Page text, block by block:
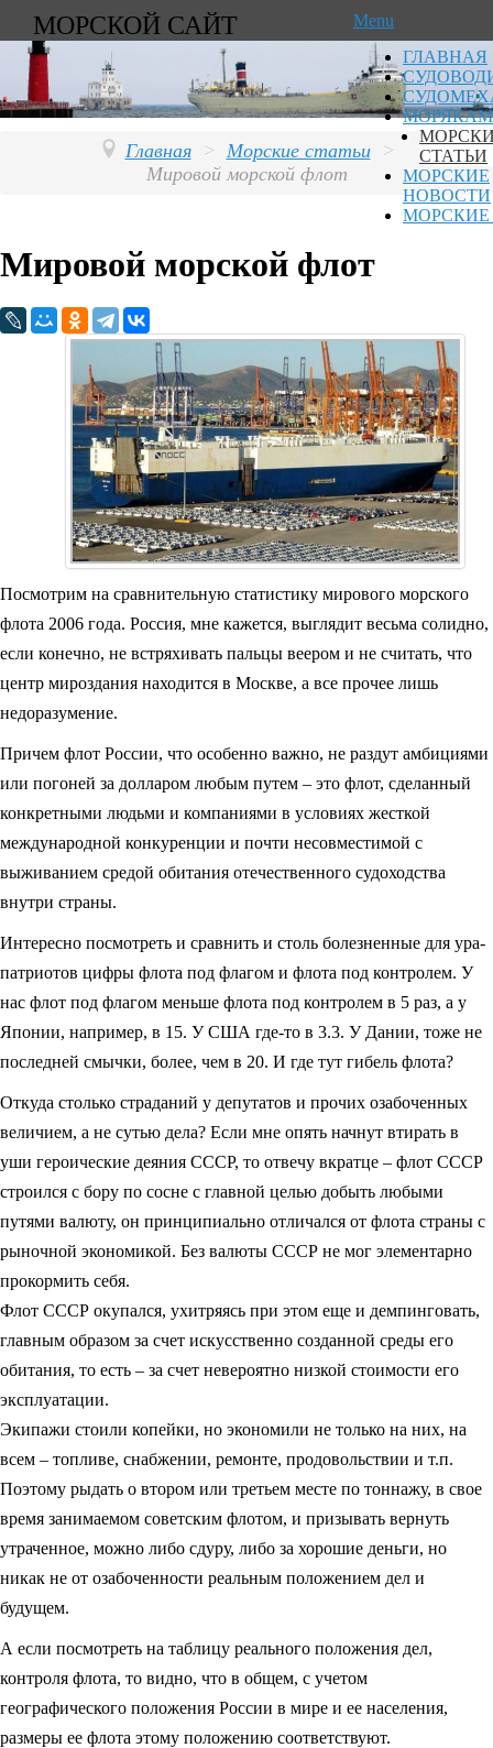
МОРСКОЙ САЙТ
Menu
ГЛАВНАЯ
МОРЯКАМ
СТАТЬИ
МОРСКИЕ
НОВОСТИ
МОРСКИЕ
Главная > Морские статьи
>
Мировой морской флот
Мировой морской флот
Посмотрим на сравнительную статистику мирового морского
флота 2006 года. Россия, мне кажется, выглядит весьма солидно,
если конечно, не встряхивать пальцы веером и не считать, что
центр мироздания находится в Москве, а все прочее лишь
недоразумение.
Причем флот России, что особенно важно, не раздут амбициями
или погоней за долларом любым путем – это флот, сделанный
конкретными людьми и компаниями в условиях жесткой
международной конкуренции и почти несовместимой с
выживанием средой обитания отечественного судоходства
внутри страны.
Интересно посмотреть и сравнить и столь болезненные для ура-
патриотов цифры флота под флагом и флота под контролем. У
нас флот под флагом меньше флота под контролем в 5 раз, а у
Японии, например, в 15. У США где-то в 3.3. У Дании, тоже не
последней смычки, более, чем в 20. И где тут гибель флота?
Откуда столько страданий у депутатов и прочих озабоченных
величием, а не сутью дела? Если мне опять начнут втирать в
уши героические деяния СССР, то отвечу вкратце – флот СССР
строился с бору по сосне с главной целью добыть любыми
путями валюту, он принципиально отличался от флота страны с
рыночной экономикой. Без валюты СССР не мог элементарно
прокормить себя.
Флот СССР окупался, ухитряясь при этом еще и демпинговать,
главным образом за счет искусственно созданной среды его
обитания, то есть – за счет невероятно низкой стоимости его
эксплуатации.
Экипажи стоили копейки, но экономили не только на них, на
всем – топливе, снабжении, ремонте, продовольствии и т.п.
Поэтому рыдать о втором или третьем месте по тоннажу, в свое
время занимаемом советским флотом, и призывать вернуть
утраченное, можно либо сдуру, либо за хорошие деньги, но
никак не от озабоченности реальным положением дел и
будущем.
А если посмотреть на таблицу реального положения дел,
контроля флота, то видно, что в общем, с учетом
географического положения России в мире и ее населения,
размеры ее флота этому положению соответствуют.